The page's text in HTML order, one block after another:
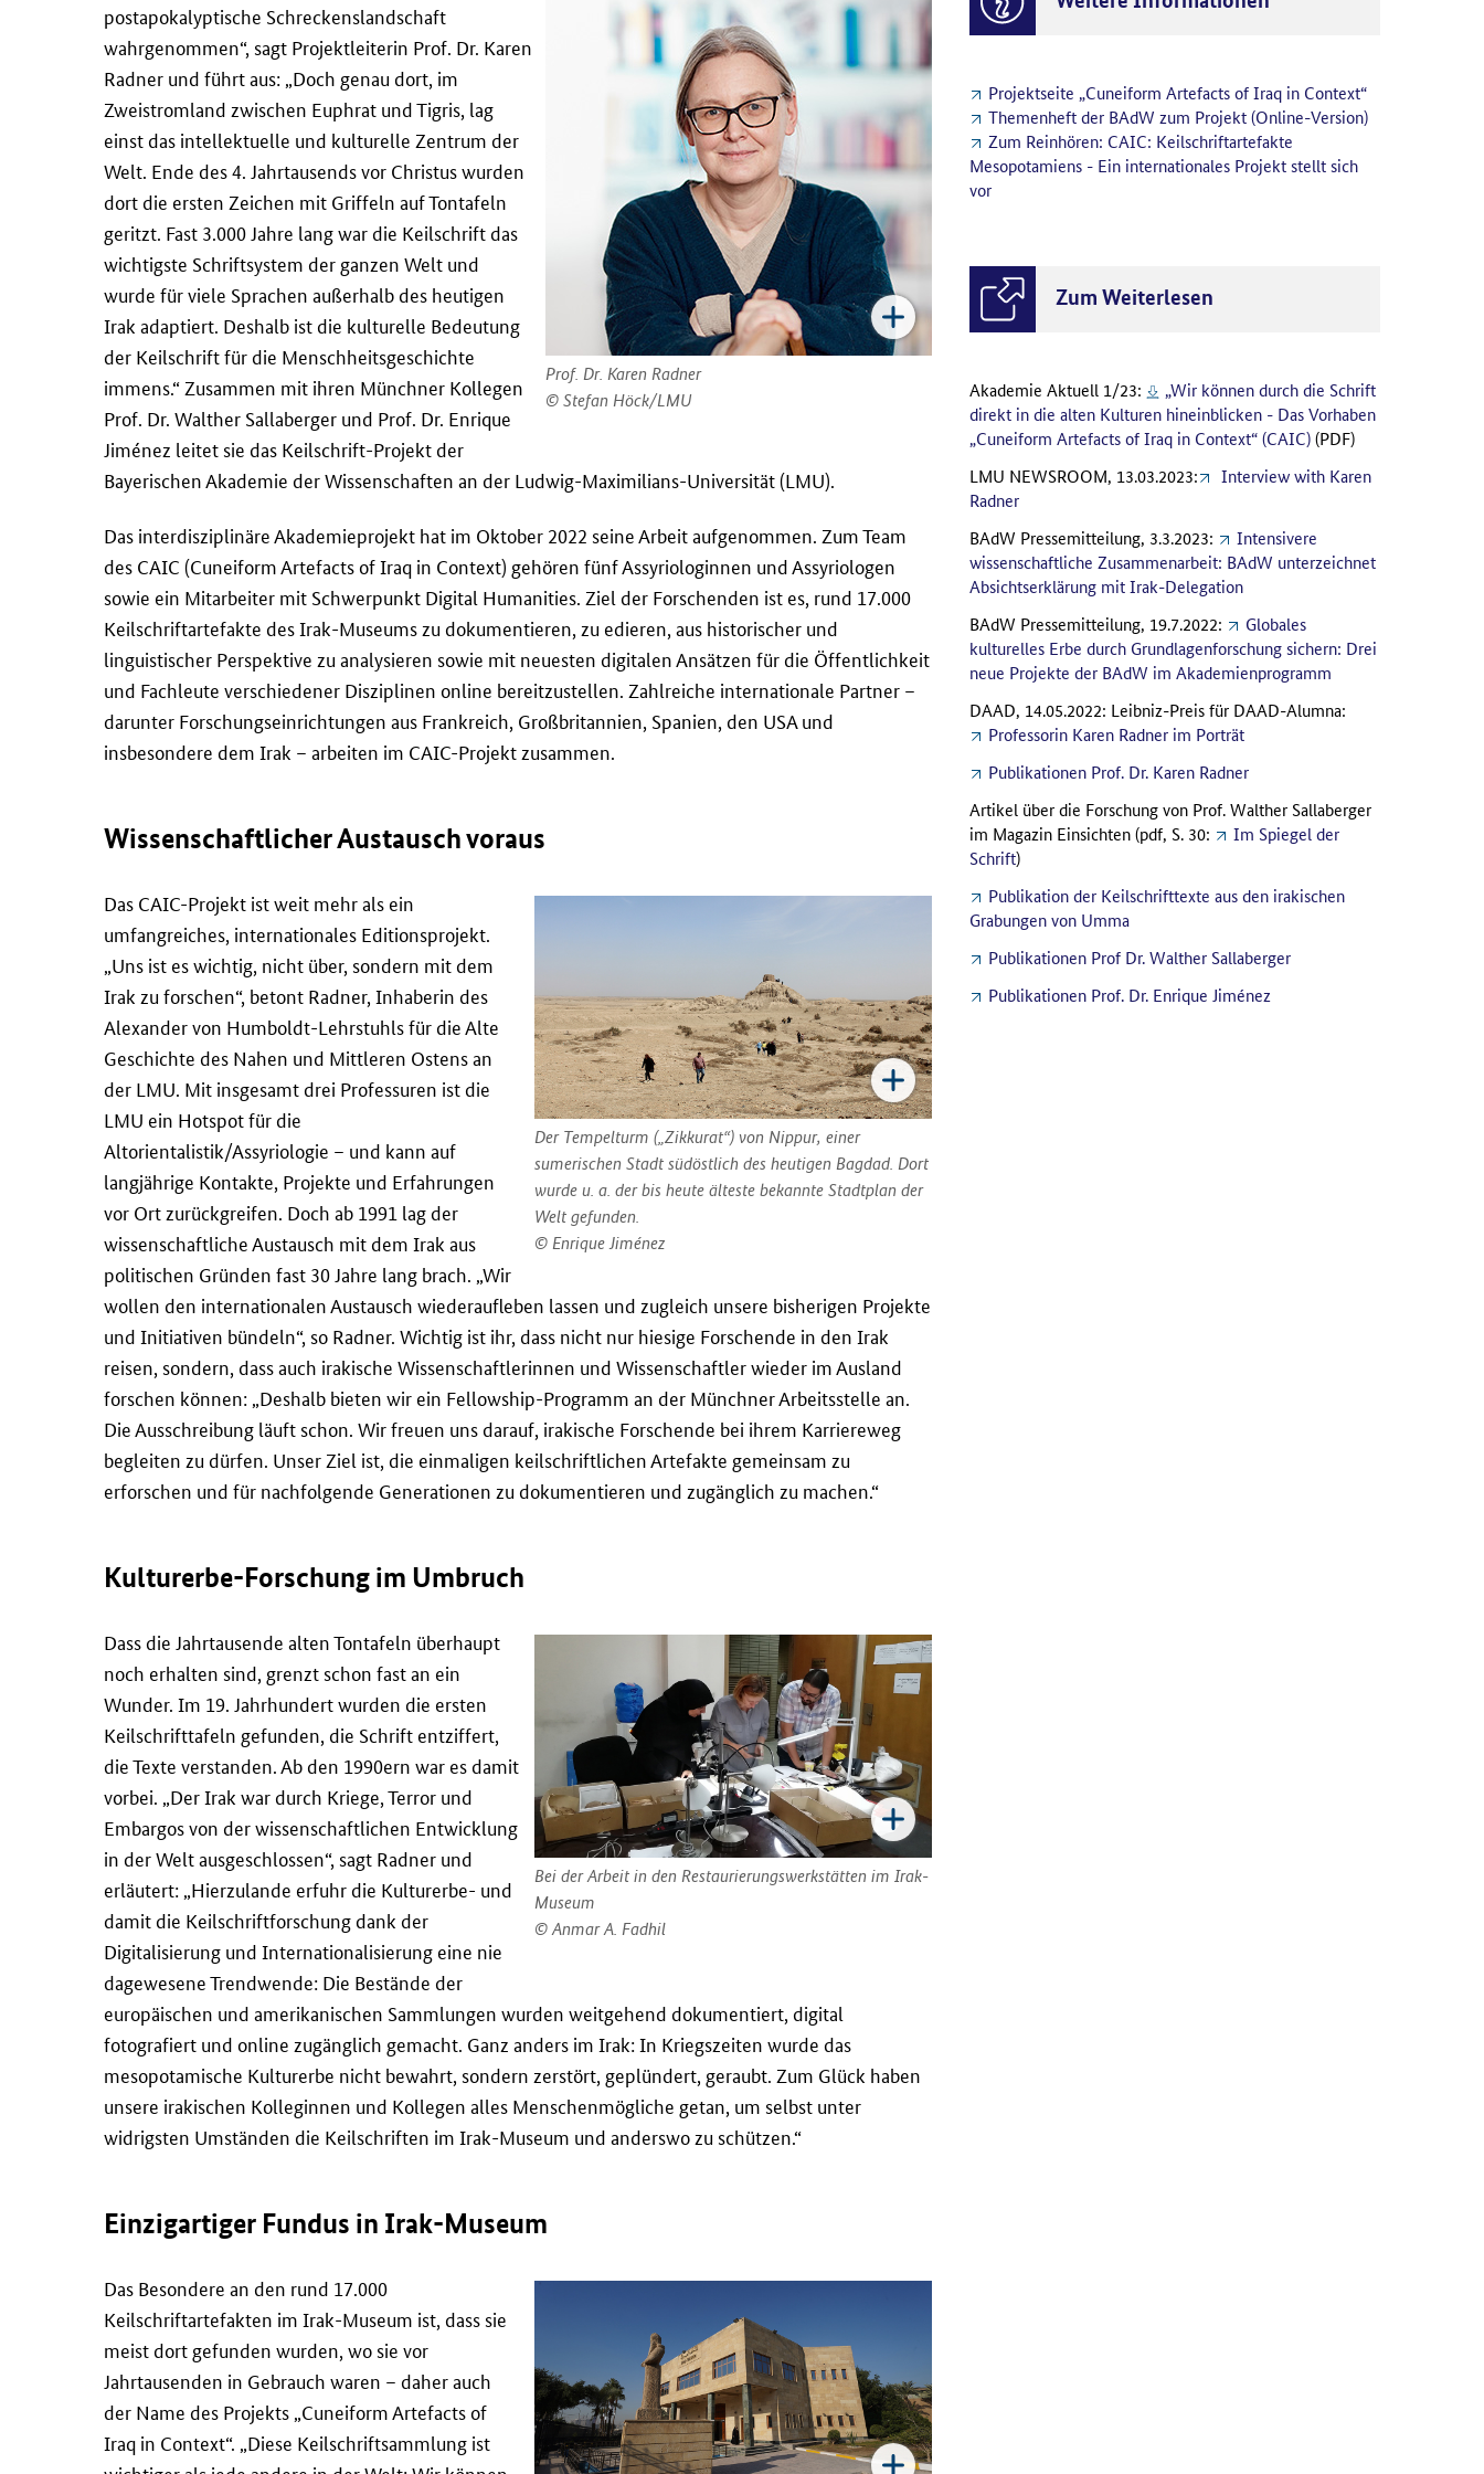
Prof. Dr. Karen Radner
Stefan Höck/LMU
postapokalyptische Schreckenslandschaft
wahrgenommen“, sagt Projektleiterin Prof. Dr. Karen
Radner und führt aus: „Doch genau dort, im
Zweistromland zwischen Euphrat und Tigris, lag
einst das intellektuelle und kulturelle Zentrum der
Welt. Ende des 4. Jahrtausends vor Christus wurden
dort die ersten Zeichen mit Griffeln auf Tontafeln
geritzt. Fast 3.000 Jahre lang war die Keilschrift das
wichtigste Schriftsystem der ganzen Welt und
wurde für viele Sprachen außerhalb des heutigen
Irak adaptiert. Deshalb ist die kulturelle Bedeutung
der Keilschrift für die Menschheitsgeschichte
immens.“ Zusammen mit ihren Münchner Kollegen
Prof. Dr. Walther Sallaberger und Prof. Dr. Enrique
Jiménez leitet sie das Keilschrift-Projekt der
Bayerischen Akademie der Wissenschaften an der Ludwig-Maximilians-Universität (LMU).
Das interdisziplinäre Akademieprojekt hat im Oktober 2022 seine Arbeit aufgenommen. Zum Team
des CAIC (Cuneiform Artefacts of Iraq in Context) gehören fünf Assyriologinnen und Assyriologen
sowie ein Mitarbeiter mit Schwerpunkt Digital Humanities. Ziel der Forschenden ist es, rund 17.000
Keilschriftartefakte des Irak-Museums zu dokumentieren, zu edieren, aus historischer und
linguistischer Perspektive zu analysieren sowie mit neuesten digitalen Ansätzen für die Öffentlichkeit
und Fachleute verschiedener Disziplinen online bereitzustellen. Zahlreiche internationale Partner –
darunter Forschungseinrichtungen aus Frankreich, Großbritannien, Spanien, den USA und
insbesondere dem Irak – arbeiten im CAIC-Projekt zusammen.
Wissenschaftlicher Austausch voraus
Der Tempelturm („Zikkurat“) von Nippur, einer
sumerischen Stadt südöstlich des heutigen Bagdad. Dort
wurde u. a. der bis heute älteste bekannte Stadtplan der
Welt gefunden.
Enrique Jiménez
Das CAIC-Projekt ist weit mehr als ein
umfangreiches, internationales Editionsprojekt.
„Uns ist es wichtig, nicht über, sondern mit dem
Irak zu forschen“, betont Radner, Inhaberin des
Alexander von Humboldt-Lehrstuhls für die Alte
Geschichte des Nahen und Mittleren Ostens an
der LMU. Mit insgesamt drei Professuren ist die
LMU ein Hotspot für die
Altorientalistik/Assyriologie – und kann auf
langjährige Kontakte, Projekte und Erfahrungen
vor Ort zurückgreifen. Doch ab 1991 lag der
wissenschaftliche Austausch mit dem Irak aus
politischen Gründen fast 30 Jahre lang brach. „Wir
wollen den internationalen Austausch wiederaufleben lassen und zugleich unsere bisherigen Projekte
und Initiativen bündeln“, so Radner. Wichtig ist ihr, dass nicht nur hiesige Forschende in den Irak
reisen, sondern, dass auch irakische Wissenschaftlerinnen und Wissenschaftler wieder im Ausland
forschen können: „Deshalb bieten wir ein Fellowship-Programm an der Münchner Arbeitsstelle an.
Die Ausschreibung läuft schon. Wir freuen uns darauf, irakische Forschende bei ihrem Karriereweg
begleiten zu dürfen. Unser Ziel ist, die einmaligen keilschriftlichen Artefakte gemeinsam zu
erforschen und für nachfolgende Generationen zu dokumentieren und zugänglich zu machen.“
Kulturerbe-Forschung im Umbruch
Bei der Arbeit in den Restaurierungswerkstätten im Irak-
Museum
Anmar A. Fadhil
Dass die Jahrtausende alten Tontafeln überhaupt
noch erhalten sind, grenzt schon fast an ein
Wunder. Im 19. Jahrhundert wurden die ersten
Keilschrifttafeln gefunden, die Schrift entziffert,
die Texte verstanden. Ab den 1990ern war es damit
vorbei. „Der Irak war durch Kriege, Terror und
Embargos von der wissenschaftlichen Entwicklung
in der Welt ausgeschlossen“, sagt Radner und
erläutert: „Hierzulande erfuhr die Kulturerbe- und
damit die Keilschriftforschung dank der
Digitalisierung und Internationalisierung eine nie
dagewesene Trendwende: Die Bestände der
europäischen und amerikanischen Sammlungen wurden weitgehend dokumentiert, digital
fotografiert und online zugänglich gemacht. Ganz anders im Irak: In Kriegszeiten wurde das
mesopotamische Kulturerbe nicht bewahrt, sondern zerstört, geplündert, geraubt. Zum Glück haben
unsere irakischen Kolleginnen und Kollegen alles Menschenmögliche getan, um selbst unter
widrigsten Umständen die Keilschriften im Irak-Museum und anderswo zu schützen.“
Einzigartiger Fundus in Irak-Museum
Das Besondere an den rund 17.000
Keilschriftartefakten im Irak-Museum ist, dass sie
meist dort gefunden wurden, wo sie vor
Jahrtausenden in Gebrauch waren – daher auch
der Name des Projekts „Cuneiform Artefacts of
Iraq in Context“. „Diese Keilschriftsammlung ist
Projektseite „Cuneiform Artefacts of Iraq in Context“
Themenheft der BAdW zum Projekt (Online-Version)
Zum Reinhören: CAIC: Keilschriftartefakte
Mesopotamiens - Ein internationales Projekt stellt sich
vor
Zum Weiterlesen
Akademie Aktuell 1/23:
„Wir können durch die Schrift
direkt in die alten Kulturen hineinblicken - Das Vorhaben
„Cuneiform Artefacts of Iraq in Context“ (CAIC)(PDF)
LMU NEWSROOM, 13.03.2023:
Interview with Karen
Radner
BAdW Pressemitteilung, 3.3.2023:
Intensivere
wissenschaftliche Zusammenarbeit: BAdW unterzeichnet
Absichtserklärung mit Irak-Delegation
BAdW Pressemitteilung, 19.7.2022:
Globales
kulturelles Erbe durch Grundlagenforschung sichern: Drei
neue Projekte der BAdW im Akademienprogramm
DAAD, 14.05.2022: Leibniz-Preis für DAAD-Alumna:
Professorin Karen Radner im Porträt
Publikationen Prof. Dr. Karen Radner
Artikel über die Forschung von Prof. Walther Sallaberger
im Magazin Einsichten (pdf, S. 30:
Im Spiegel der
Schrift)
Publikation der Keilschrifttexte aus den irakischen
Grabungen von Umma
Publikationen Prof Dr. Walther Sallaberger
Publikationen Prof. Dr. Enrique Jiménez